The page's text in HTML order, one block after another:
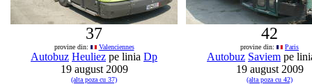
37
provine din: Valenciennes
Autobuz Heuliez pe linia Dp
19 august 2009
(alta poza cu 37)
42
provine din: Paris
Autobuz Saviem pe
19 august 2009
(alta poza cu 42)